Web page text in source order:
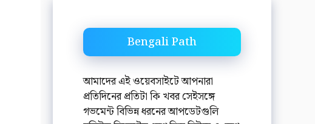
Bengali Path
আমাদের এই ওয়েবসাইটে আপনারা
প্রতিদিনের প্রতিটা কি খবর সেইসঙ্গে
গভমেন্ট বিভিন্ন ধরনের আপডেটগুলি